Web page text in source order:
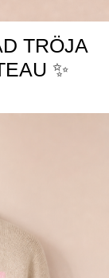
TRÖJA
✨